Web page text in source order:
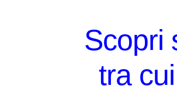
Scopri
tra